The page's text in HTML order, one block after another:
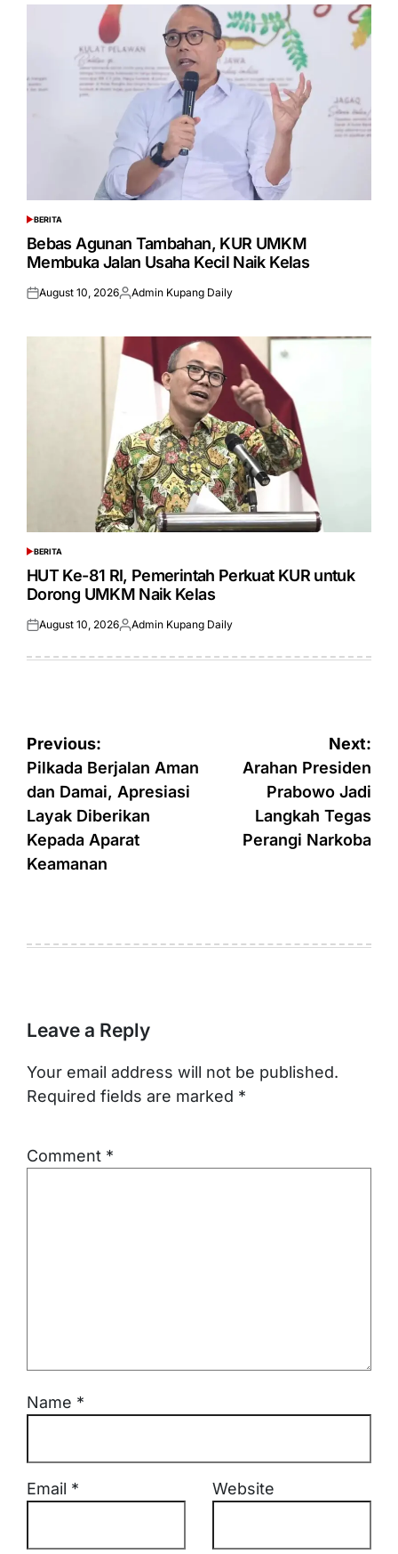
POSTED
IN
BERITA
Bebas Agunan Tambahan, KUR UMKM
Membuka Jalan Usaha Kecil Naik Kelas
Posted
August 10, 2026Posted
Admin Kupang Daily
POSTED
IN
BERITA
HUT Ke-81 RI, Pemerintah Perkuat KUR untuk
Dorong UMKM Naik Kelas
Posted
August 10, 2026Posted
Admin Kupang Daily
Post
navigation
Previous:
Pilkada Berjalan Aman
dan Damai, Apresiasi
Layak Diberikan
Kepada Aparat
Keamanan
Next:
Arahan Presiden
Prabowo Jadi
Langkah Tegas
Perangi Narkoba
Leave a Reply
Your email address will not be published.
Required fields are marked *
Comment *
Name *
Email * Website